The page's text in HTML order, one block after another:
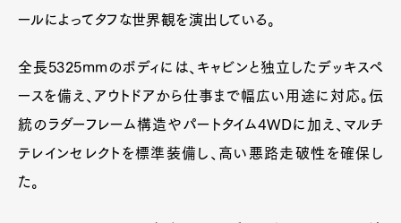
ールによってタフな世界観を演出している。
全長5325mmのボディには、キャビンと独立したデッキスペ
ースを備え、アウトドアから仕事まで幅広い用途に対応。伝
統のラダーフレーム構造やパートタイム4WDに加え、マルチ
テレインセレクトを標準装備し、高い悪路走破性を確保し
た。